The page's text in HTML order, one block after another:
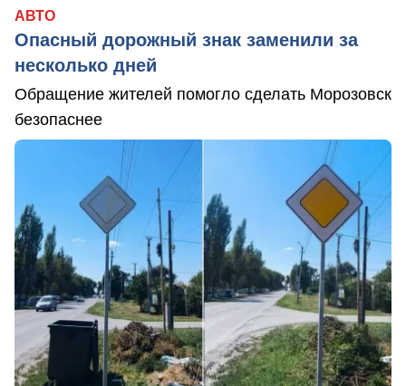
АВТО
Опасный дорожный знак заменили за
несколько дней
Обращение жителей помогло сделать Морозовск
безопаснее